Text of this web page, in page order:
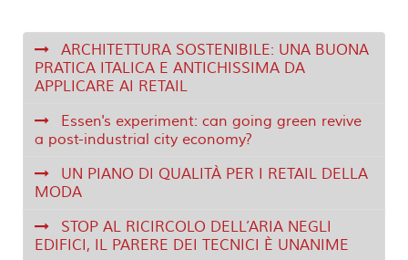
ARCHITETTURA SOSTENIBILE: UNA BUONA
PRATICA ITALICA E ANTICHISSIMA DA
APPLICARE AI RETAIL
Essen's experiment: can going green revive
a post-industrial city economy?
UN PIANO DI QUALITÀ PER I RETAIL DELLA
MODA
STOP AL RICIRCOLO DELL’ARIA NEGLI
EDIFICI, IL PARERE DEI TECNICI È UNANIME